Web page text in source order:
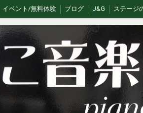
イベント/無料体験 ブログ J&G ステージ